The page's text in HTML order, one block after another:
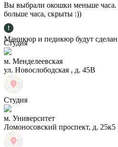
Вы выбрали окошки меньше часа.
больше часа, скрыты :))
Маникюр и педикюр будут
Студия
м. Менделеевская
ул. Новослободская , д. 45В
Студия
м. Университет
Ломоносовский проспект, д. 25к5